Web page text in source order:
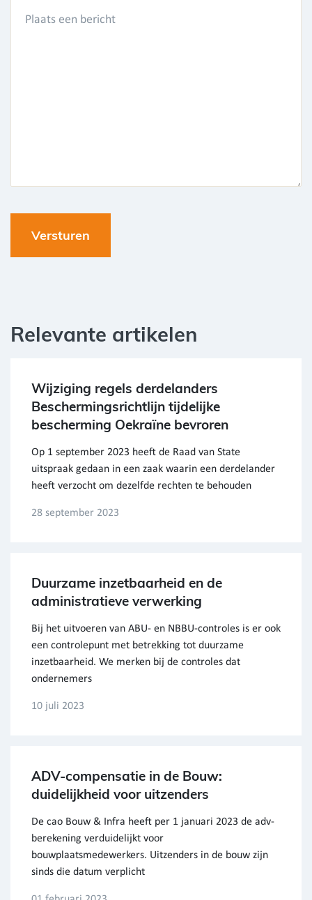
Relevante artikelen
Wijziging regels derdelanders
Beschermingsrichtlijn tijdelijke
bescherming Oekraïne bevroren
Op 1 september 2023 heeft de Raad van State
uitspraak gedaan in een zaak waarin een derdelander
heeft verzocht om dezelfde rechten te behouden
28 september 2023
Duurzame inzetbaarheid en de
administratieve verwerking
Bij het uitvoeren van ABU- en NBBU-controles is er ook
een controlepunt met betrekking tot duurzame
inzetbaarheid. We merken bij de controles dat
ondernemers
10 juli 2023
ADV-compensatie in de Bouw:
duidelijkheid voor uitzenders
De cao Bouw & Infra heeft per 1 januari 2023 de adv-
berekening verduidelijkt voor
bouwplaatsmedewerkers. Uitzenders in de bouw zijn
sinds die datum verplicht